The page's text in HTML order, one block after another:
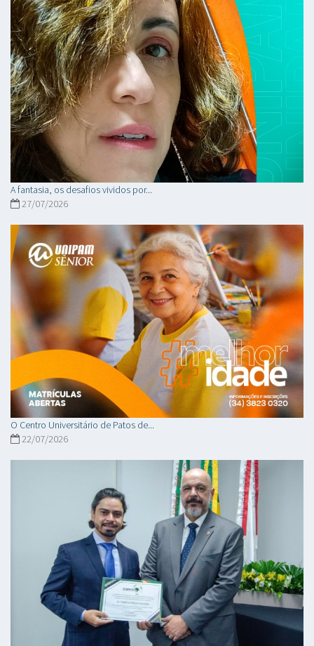
A fantasia, os desafios vividos por...
27/07/2026
O Centro Universitário de Patos de...
22/07/2026